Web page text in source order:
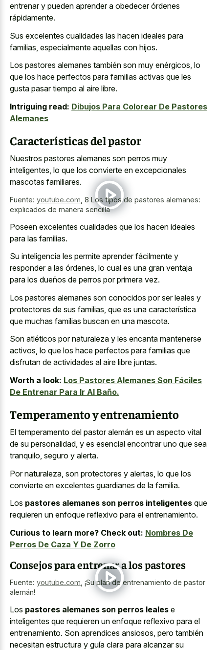
entrenar y pueden aprender a obedecer órdenes
rápidamente.
Sus excelentes cualidades las hacen ideales para
familias, especialmente aquellas con hijos.
Los pastores alemanes también son muy enérgicos, lo
que los hace perfectos para familias activas que les
gusta pasar tiempo al aire libre.
Intriguing read: Dibujos Para Colorear De Pastores
Alemanes
Características del pastor
Nuestros pastores alemanes son perros muy
inteligentes, lo que los convierte en excepcionales
mascotas familiares.
Fuente: youtube.com 8 Los tipos de pastores alemanes:
explicados de manera sencilla
Poseen excelentes cualidades que los hacen ideales
para las familias.
Su inteligencia les permite aprender fácilmente y
responder a las órdenes, lo cual es una gran ventaja
para los dueños de perros por primera vez.
Los pastores alemanes son conocidos por ser leales y
protectores de sus familias, que es una característica
que muchas familias buscan en una mascota.
Son atléticos por naturaleza y les encanta mantenerse
activos, lo que los hace perfectos para familias que
disfrutan de actividades al aire libre juntas.
Worth a look: Los Pastores Alemanes Son Fáciles
De Entrenar Para Ir Al Baño.
Temperamento y entrenamiento
El temperamento del pastor alemán es un aspecto vital
de su personalidad, y es esencial encontrar uno que sea
tranquilo, seguro y alerta.
Por naturaleza, son protectores y alertas, lo que los
convierte en excelentes guardianes de la familia.
Los pastores alemanes son perros inteligentes que
requieren un enfoque reflexivo para el entrenamiento.
Curious to learn more? Check out: Nombres De
Perros De Caza Y De Zorro
Consejos para entrenar a los pastores
Fuente: youtube.com ¡Su plan de entrenamiento de pastor
alemán!
Los pastores alemanes son perros leales e
inteligentes que requieren un enfoque reflexivo para el
entrenamiento. Son aprendices ansiosos, pero también
necesitan estructura y guía clara para alcanzar su